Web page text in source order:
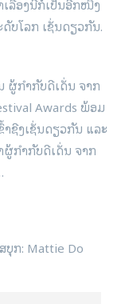
ເລື່ອງນີ້ກໍເປັນອີກໜື່ງ
ບໂລກ ເຊັ່ນດຽວກັນ.
ຜູ້ກຳກັບດີເດັ່ນ ຈາກ
Awards ພ້ອມ
ຊີງເຊັ່ນດຽວກັນ ແລະ
ກຳກັບດີເດັ່ນ ຈາກ
ບຸກ: Mattie Do